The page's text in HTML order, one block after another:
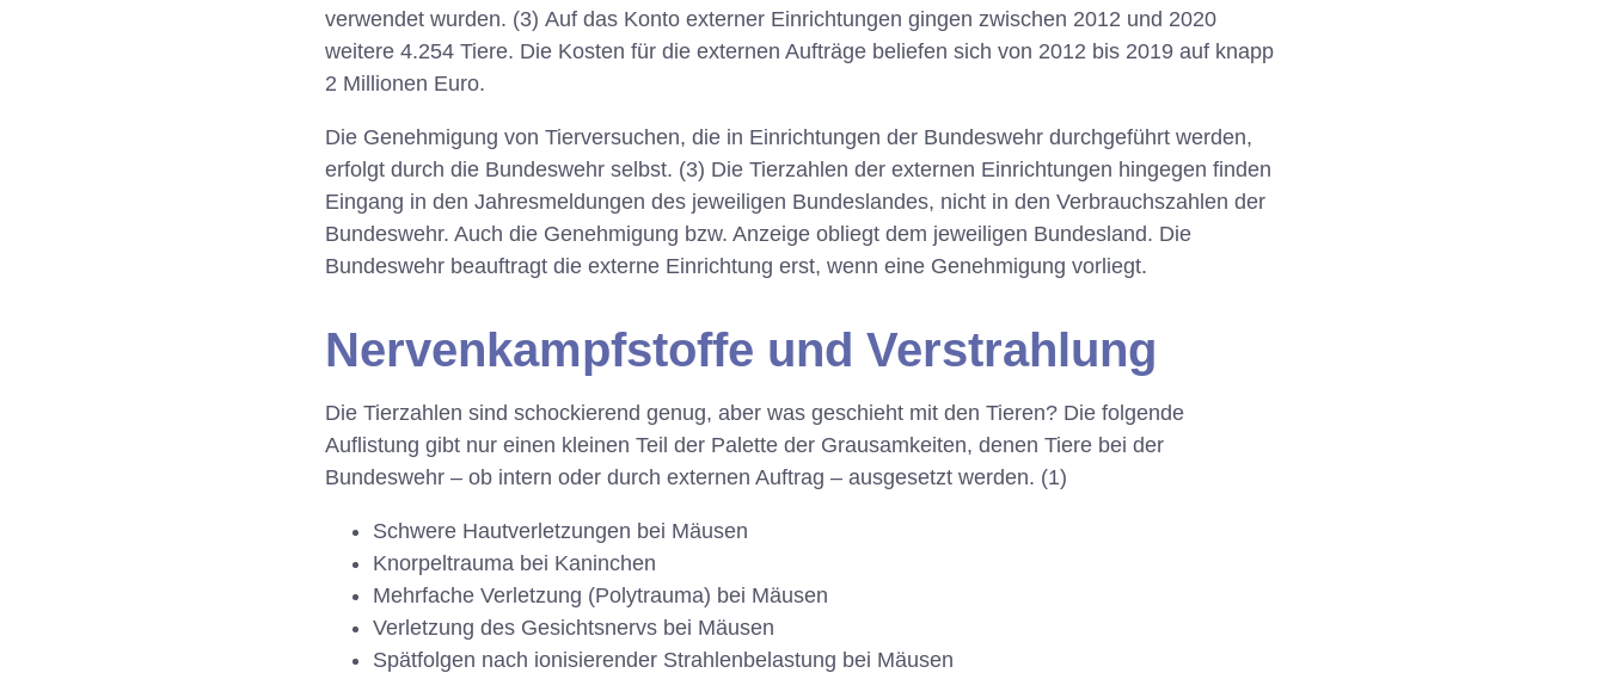
verwendet wurden. (3) Auf das Konto externer Einrichtungen gingen zwischen 2012 und 2020
weitere 4.254 Tiere. Die Kosten für die externen Aufträge beliefen sich von 2012 bis 2019 auf knapp
2 Millionen Euro.
Die Genehmigung von Tierversuchen, die in Einrichtungen der Bundeswehr durchgeführt werden,
erfolgt durch die Bundeswehr selbst. (3) Die Tierzahlen der externen Einrichtungen hingegen finden
Eingang in den Jahresmeldungen des jeweiligen Bundeslandes, nicht in den Verbrauchszahlen der
Bundeswehr. Auch die Genehmigung bzw. Anzeige obliegt dem jeweiligen Bundesland. Die
Bundeswehr beauftragt die externe Einrichtung erst, wenn eine Genehmigung vorliegt.
Nervenkampfstoffe und Verstrahlung
Die Tierzahlen sind schockierend genug, aber was geschieht mit den Tieren? Die folgende
Auflistung gibt nur einen kleinen Teil der Palette der Grausamkeiten, denen Tiere bei der
Bundeswehr – ob intern oder durch externen Auftrag – ausgesetzt werden. (1)
Schwere Hautverletzungen bei Mäusen
Knorpeltrauma bei Kaninchen
Mehrfache Verletzung (Polytrauma) bei Mäusen
Verletzung des Gesichtsnervs bei Mäusen
Spätfolgen nach ionisierender Strahlenbelastung bei Mäusen